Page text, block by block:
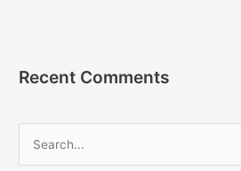
วิดีโอ
ค่าย
Nero
2023
Recent Comments